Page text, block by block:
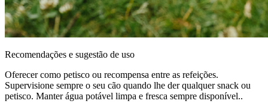
Recomendações e sugestão de uso
Oferecer como petisco ou recompensa entre as refeições.
Supervisione sempre o seu cão quando lhe der qualquer snack ou
petisco. Manter água potável limpa e fresca sempre disponível..